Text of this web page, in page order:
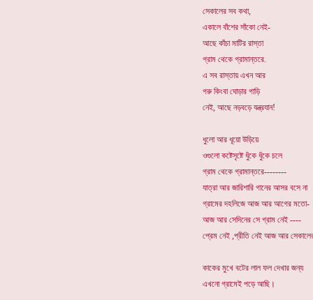
সেকালের সব কথা,
একালে বাঁশের সাঁকো নেই-
আছে কাঁচা মাটির রাস্তা
গ্রাম থেকে গ্রামান্তরে.
এ সব রাস্তায় এখন আর
গরু কিংবা ঘোড়ার গাড়ি
নেই, আছে নড়বড়ে যন্ত্রযান!
ধুলো আর ধূয়ো উড়িয়ে
ওগুলো কষ্টেসৃষ্টে ধুঁকে ধুঁকে চলে
গ্রাম থেকে গ্রামান্তরে--------
যাত্রা আর জারিশারি গানের আসর বসে না
গ্রামের দহলিজে আজ আর আগের মতো-
আজ আর সেদিনের সে গ্রাম নেই ----
প্রেম নেই ,প্রীতি নেই আজ আর
কাকের মুখে বটের লাল ফল দেখার জন্য
এখনো গ্রামেই পড়ে আছি।